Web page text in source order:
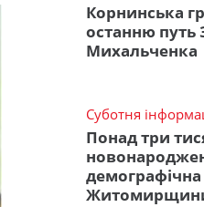
Корнинська
останню путь
Михальченка
Суботня
Понад три
демографічна